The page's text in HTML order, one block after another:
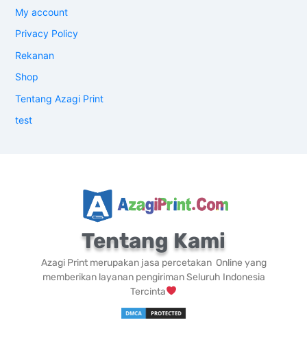
My account
Privacy Policy
Rekanan
Shop
Tentang Azagi Print
test
Tentang Kami
Azagi Print merupakan jasa percetakan Online yang
memberikan layanan pengiriman Seluruh Indonesia
Tercinta